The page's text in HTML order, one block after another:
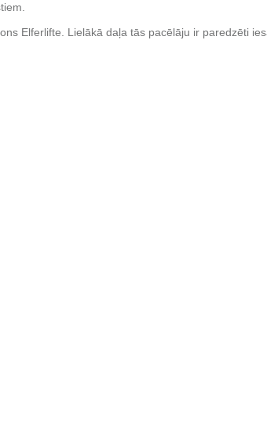
Elferlifte. Lielākā daļa tās pacēlāju ir paredzēti